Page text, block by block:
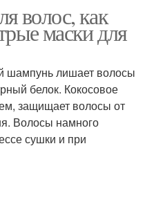
волос, как
маски для
шампунь лишает волосы
белок. Кокосовое
защищает волосы от
Волосы намного
сушки и при